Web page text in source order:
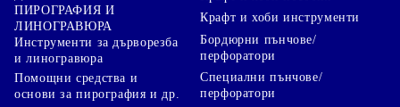
ПИРОГРАФИЯ И
ЛИНОГРАВЮРА
Инструменти за дърворезба
и линогравюра
Помощни средства и
основи за пирография и др.
Крафт и хоби инструменти
Бордюрни пънчове/
перфоратори
Специални пънчове/
перфоратори